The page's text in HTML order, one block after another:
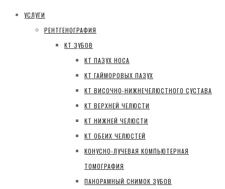
УСЛУГИ
РЕНТГЕНОГРАФИЯ
КТ ЗУБОВ
КТ ПАЗУХ НОСА
КТ ГАЙМОРОВЫХ ПАЗУХ
КТ ВИСОЧНО-НИЖНЕЧЕЛЮСТНОГО СУСТАВА
КТ ВЕРХНЕЙ ЧЕЛЮСТИ
КТ НИЖНЕЙ ЧЕЛЮСТИ
КТ ОБЕИХ ЧЕЛЮСТЕЙ
КОНУСНО-ЛУЧЕВАЯ КОМПЬЮТЕРНАЯ
ТОМОГРАФИЯ
ПАНОРАМНЫЙ СНИМОК ЗУБОВ